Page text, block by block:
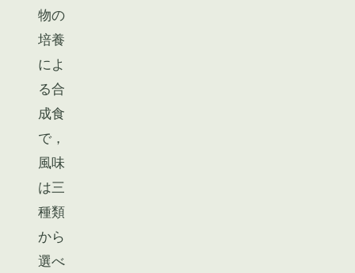
物の
培養
によ
る合
成食
で，
風味
は三
種類
から
選べ